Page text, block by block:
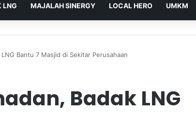
LNG MAJALAH SINERGY LOCAL HERO UMKM
LNG Bantu 7 Masjid di Sekitar Perusahaan
Badak LNG